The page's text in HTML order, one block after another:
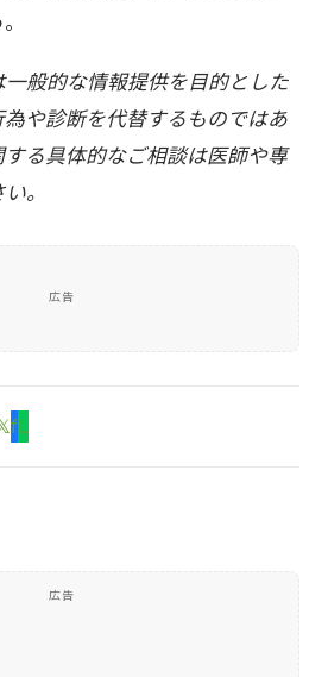
般的な情報提供を目的とした
や診断を代替するものではあ
する具体的なご相談は医師や専
。
広告
fL
広告